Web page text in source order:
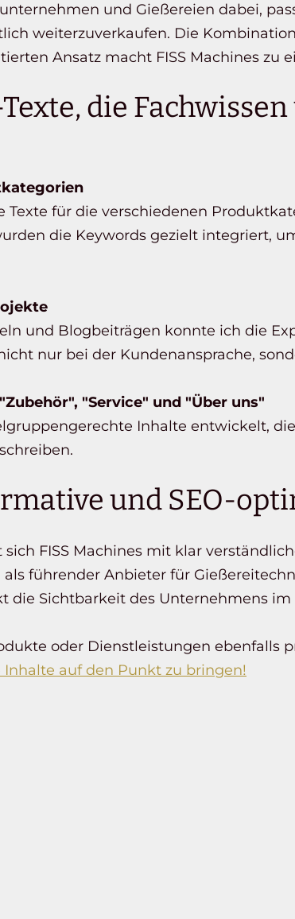
und Gießereien dabei,
weiterzuverkaufen. Die
Ansatz macht FISS Machines zu
die
für die verschiedenen
die Keywords gezielt integriert,
und Blogbeiträgen konnte ich die
nur bei der Kundenansprache,
"Service" und "Über uns"
Inhalte entwickelt,
und SEO-
FISS Machines mit klar
führender Anbieter für
die Sichtbarkeit des Unternehmens im
oder Dienstleistungen ebenfalls
auf den Punkt zu bringen!